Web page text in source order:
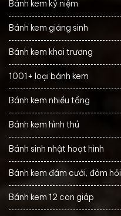
Bánh kem kỷ niệm
Bánh kem giáng sinh
Bánh kem khai trương
1001+ loại bánh kem
Bánh kem nhiều tầng
Bánh kem hình thú
Bánh sinh nhật hoạt hình
Bánh kem đám cưới, đám hỏi
Bánh kem 12 con giáp